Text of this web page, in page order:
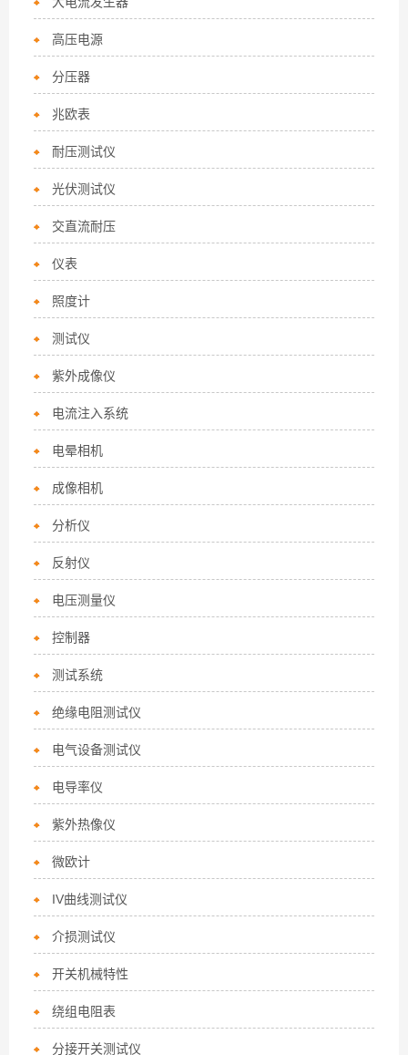
高压电源
分压器
兆欧表
耐压测试仪
光伏测试仪
交直流耐压
仪表
照度计
测试仪
紫外成像仪
电流注入系统
电晕相机
成像相机
分析仪
反射仪
电压测量仪
控制器
测试系统
绝缘电阻测试仪
电气设备测试仪
电导率仪
紫外热像仪
微欧计
IV曲线测试仪
介损测试仪
开关机械特性
绕组电阻表
分接开关测试仪